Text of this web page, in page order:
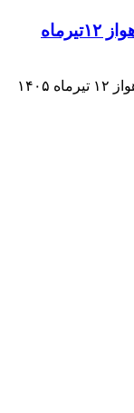
خطبه های عبادی سیاسی نماز جمعه اهواز ۱۲تیرماه
صوت خطبه های عبادی سیاسی نماز جمعه اهواز ۱۲ تیرماه ۱۴۰۵